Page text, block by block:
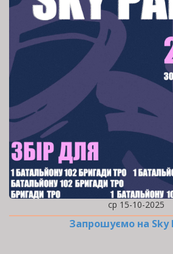
ср 15-10-2025
Запрошуємо на Sky